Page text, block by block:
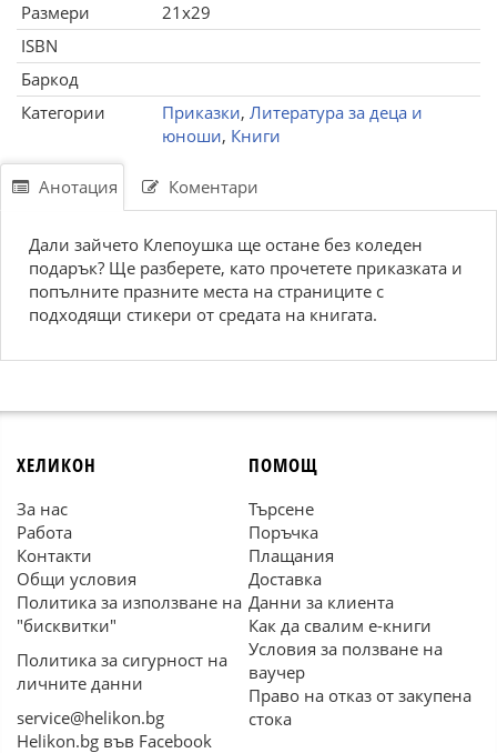
Размери
21x29
ISBN
Баркод
Категории
Приказки, Литература за деца и
юноши, Книги
Анотация Коментари
Дали зайчето Клепоушка ще остане без коледен
подарък? Ще разберете, като прочетете приказката и
попълните празните места на страниците с
подходящи стикери от средата на книгата.
ХЕЛИКОН
За нас
Работа
Контакти
Общи условия
Политика за използване на
"бисквитки"
Политика за сигурност на
личните данни
service@helikon.bg
Helikon.bg във Facebook
ПОМОЩ
Търсене
Поръчка
Плащания
Доставка
Данни за клиента
Как да свалим е-книги
Условия за ползване на
ваучер
Право на отказ от закупена
стока